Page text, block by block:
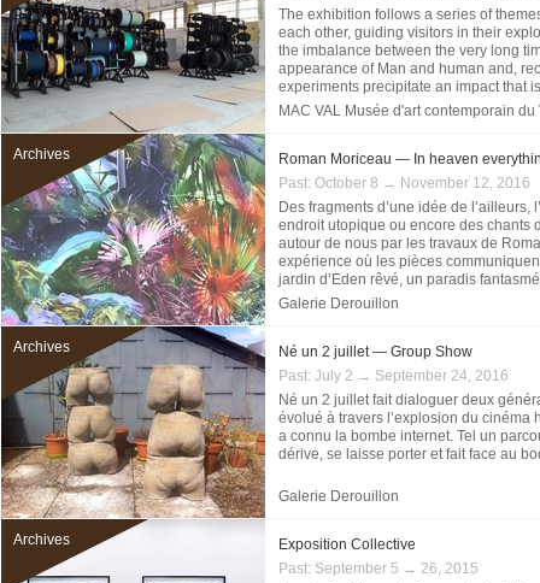
The exhibition follows a series of
each other, guiding visitors in their
the imbalance between the very long
appearance of Man and human and,
experiments precipitate an impact that
MAC VAL Musée d'art contemporain
Archives
Roman Moriceau — In heaven
Past: October 8 → November 12, 2016
Des fragments d’une idée de l’ailleurs,
endroit utopique ou encore des chants
autour de nous par les travaux de
expérience où les pièces
jardin d’Eden rêvé, un paradis
Galerie Derouillon
Archives
Né un 2 juillet — Group Show
Past: July 2 → September 24, 2016
Né un 2 juillet fait dialoguer deux
évolué à travers l’explosion du
a connu la bombe internet. Tel un
dérive, se laisse porter et fait face au
Galerie Derouillon
Archives
Exposition Collective
Past: September 5 → 26, 2015